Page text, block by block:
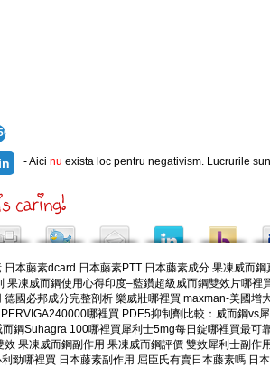
- Aici nu exista loc pentru negativism. Lucrurile
日本藤素dcard 日本藤素PTT 日本藤素成分 果凍威而鋼
果凍威而鋼使用心得印度–藍鑽超級威而鋼雙效片哪裡
德國必邦成分完整剖析 樂威壯哪裡買 maxman-美國增
哪裡買 PDE5抑制劑比較：威而鋼vs
而鋼Suhagra 100哪裡買犀利士5mg每日錠哪裡買最可
效 果凍威而鋼副作用 果凍威而鋼評價 雙效犀利士副作
利勁哪裡買 日本藤素副作用 屈臣氏有賣日本藤素嗎 日